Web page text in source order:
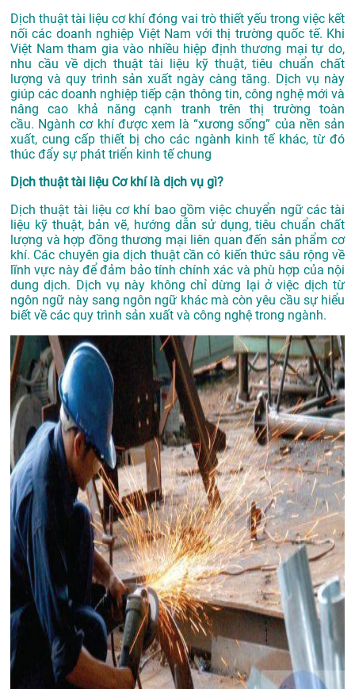
Dịch thuật tài liệu cơ khí đóng vai trò thiết yếu trong việc kết
nối các doanh nghiệp Việt Nam với thị trường quốc tế. Khi
Việt Nam tham gia vào nhiều hiệp định thương mại tự do,
nhu cầu về dịch thuật tài liệu kỹ thuật, tiêu chuẩn chất
lượng và quy trình sản xuất ngày càng tăng. Dịch vụ này
giúp các doanh nghiệp tiếp cận thông tin, công nghệ mới và
nâng cao khả năng cạnh tranh trên thị trường toàn
cầu. Ngành cơ khí được xem là “xương sống” của nền sản
xuất, cung cấp thiết bị cho các ngành kinh tế khác, từ đó
thúc đẩy sự phát triển kinh tế chung
Dịch thuật tài liệu Cơ khí là dịch vụ gì?
Dịch thuật tài liệu cơ khí bao gồm việc chuyển ngữ các tài
liệu kỹ thuật, bản vẽ, hướng dẫn sử dụng, tiêu chuẩn chất
lượng và hợp đồng thương mại liên quan đến sản phẩm cơ
khí. Các chuyên gia dịch thuật cần có kiến thức sâu rộng về
lĩnh vực này để đảm bảo tính chính xác và phù hợp của nội
dung dịch. Dịch vụ này không chỉ dừng lại ở việc dịch từ
ngôn ngữ này sang ngôn ngữ khác mà còn yêu cầu sự hiểu
biết về các quy trình sản xuất và công nghệ trong ngành.